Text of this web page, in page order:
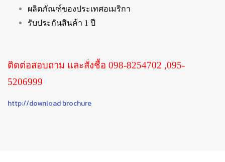
ผลิตภัณฑ์ของประเทศอเมริกา
รับประกันสินค้า 1 ปี
ติดต่อสอบถาม และสั่งชื้อ 098-8254702 ,095-
5206999
http://download brochure